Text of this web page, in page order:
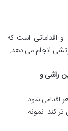
اقداماتی است که
انجام می دهد.
راشی و
اقدامی شود
کند. نمونه